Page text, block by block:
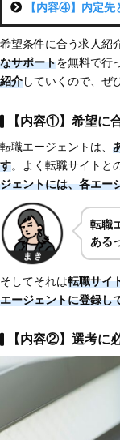
【内容④】内定先
希望条件に合う求人紹
なサポートを無料で行
紹介していくので、ぜ
【内容①】希望に
転職エージェントは、
す。よく転職サイトと
ジェントには、各エー
転職
ある
そしてそれは転職サイ
エージェントに登録し
【内容②】選考に